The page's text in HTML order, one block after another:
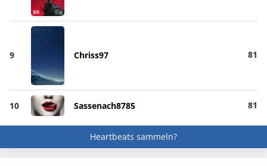
9 Chriss97 81
10 Sassenach8785 81
Heartbeats sammeln?